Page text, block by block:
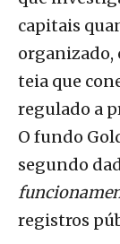
capitais
organizado,
teia que
regulado a
O fundo
segundo
registros